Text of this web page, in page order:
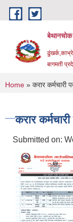
Skip to main content
बेथानचोक
बागमती
You are
Home » करार कर्मचारी
करार
Submitted on: